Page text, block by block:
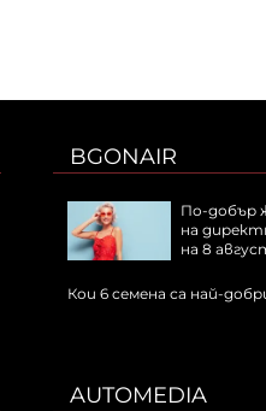
BGONAIR
По-добър
на
на 8
Кои 6 семена са най-
AUTOMEDIA